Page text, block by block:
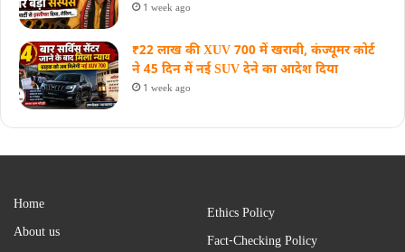
1 week ago
₹22 लाख की XUV 700 में खराबी, कंज्यूमर कोर्ट
ने 45 दिन में नई SUV देने का आदेश दिया
1 week ago
Home
About us
Ethics Policy
Fact-Checking Policy